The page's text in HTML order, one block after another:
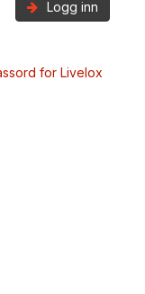
Logg inn
for Livelox